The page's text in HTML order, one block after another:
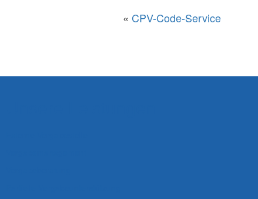
« CPV-Code-Service